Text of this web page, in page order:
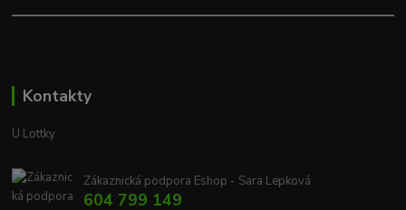
Kontakty
U Lottky
Zákaznická podpora Eshop - Sara Lepková
604 799 149